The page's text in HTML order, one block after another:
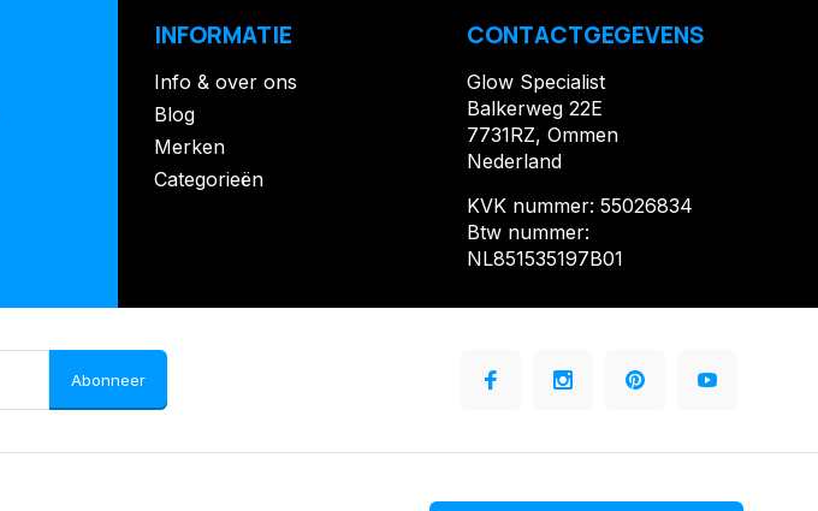
INFORMATIE
Info & over ons
Blog
Merken
Categorieën
CONTACTGEGEVENS
Glow Specialist
Balkerweg 22E
7731RZ, Ommen
Nederland
KVK nummer: 55026834
Btw nummer:
NL851535197B01
Abonneer